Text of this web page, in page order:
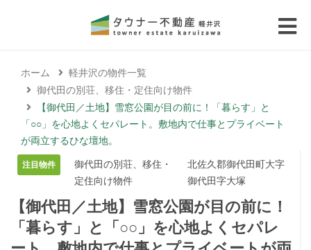
(物件種別から選ぶ)
(価格帯から選ぶ)
(コラム・移住者の声)
(お問い合わせ)
ホーム
軽井沢の物件一覧
御代田の別荘、移住・定住向け物件
【御代田／土地】雪窓公園が目の前に！「暮らす」と
「○○」を心地よくセパレート。敷地内で仕事とプライベート
が両立するひな壇地。
注目物件
御代田の別荘、移住・
定住向け物件
北佐久郡御代田町大字
御代田字大塚
【御代田／土地】雪窓公園が目の前に！
「暮らす」と「○○」を心地よくセパレ